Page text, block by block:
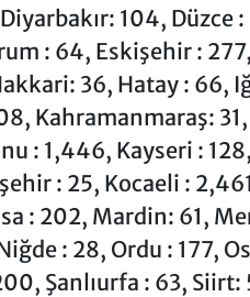
104, Düzce :
: 64, Eskişehir :
36, Hatay : 66,
Kahramanmaraş:
: 1,446, Kayseri :
: 25, Kocaeli :
: 202, Mardin: 61,
: 28, Ordu : 177,
Şanlıurfa : 63, Siirt: